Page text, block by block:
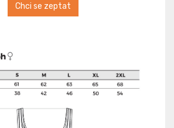
Chci se zeptat